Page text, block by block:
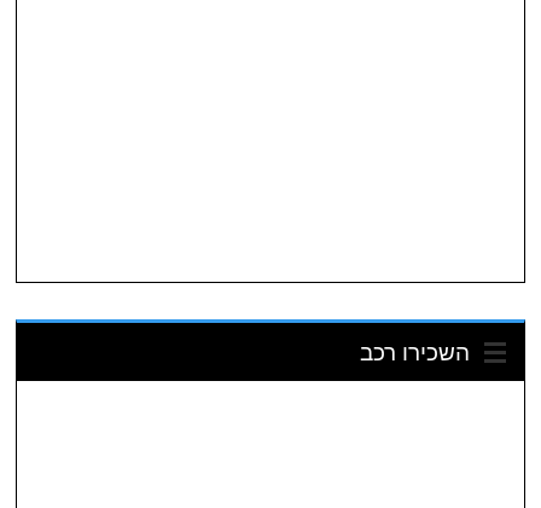
השכירו רכב